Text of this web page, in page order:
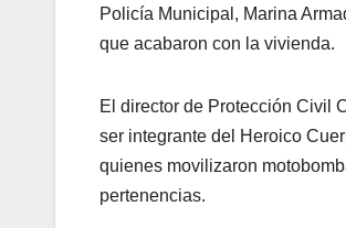
Policía Municipal, Marina
que acabaron con la vivienda.
El director de Protección Civil
ser integrante del Heroico
quienes movilizaron
pertenencias.